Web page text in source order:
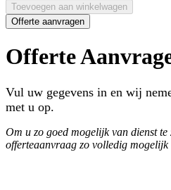
Toevoegen aan winkelwagen
Offerte aanvragen
Offerte
Vul uw gegevens in en wij
met u op.
Om u zo goed mogelijk van dienst
offerteaanvraag zo volledig